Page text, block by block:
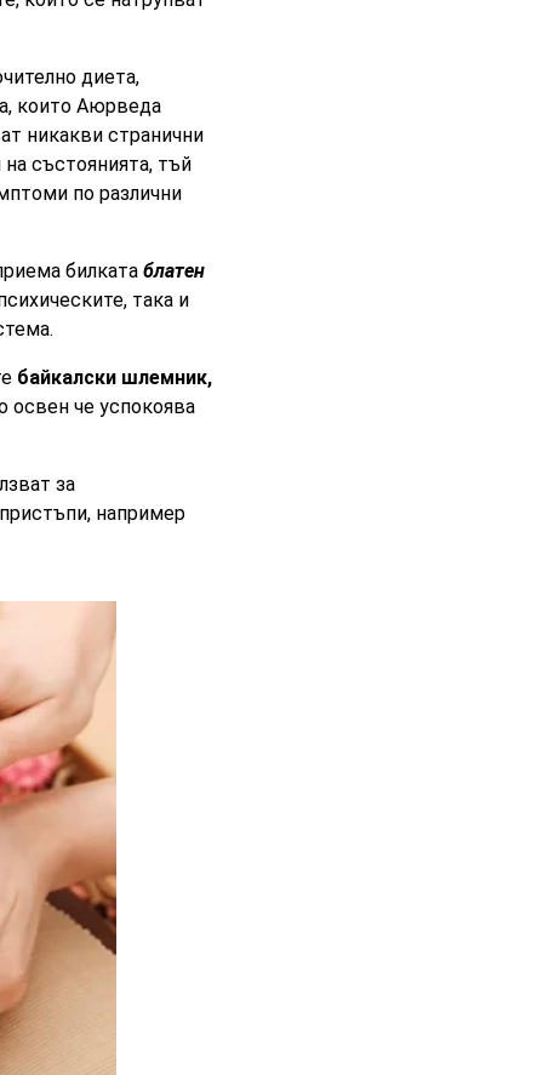
диета,
които Аюрведа
никакви странични
състоянията, тъй
по различни
билката блатен
така и
байкалски шлемник,
освен че успокоява
за
например